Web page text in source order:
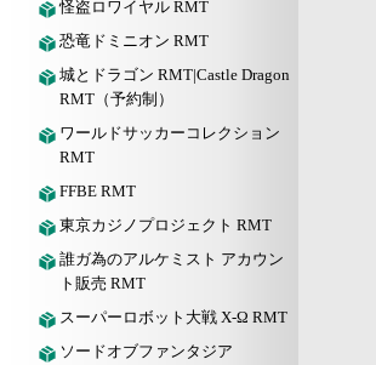
怪盗ロワイヤル RMT
恐竜ドミニオン RMT
城とドラゴン RMT|Castle Dragon
RMT（予約制）
ワールドサッカーコレクション
RMT
FFBE RMT
東京カジノプロジェクト RMT
誰ガ為のアルケミスト アカウン
ト販売 RMT
スーパーロボット大戦 X-Ω RMT
ソードオブファンタジア